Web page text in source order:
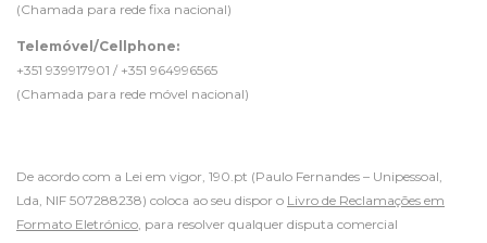
(Chamada para rede fixa nacional)
Telemóvel/Cellphone:
+351 939917901 / +351 964996565
(Chamada para rede móvel nacional)
De acordo com a Lei em vigor, 190.pt (Paulo Fernandes – Unipessoal,
Lda, NIF 507288238) coloca ao seu dispor o Livro de Reclamações em
Formato Eletrónico, para resolver qualquer disputa comercial